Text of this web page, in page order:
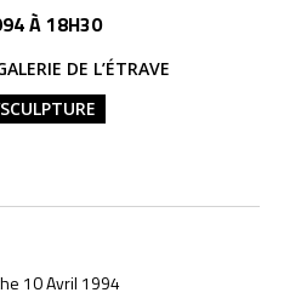
À 18H30
DE L’ÉTRAVE
10 Avril 1994